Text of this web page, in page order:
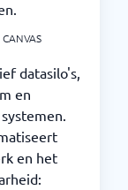
datasilo's,
en
en het